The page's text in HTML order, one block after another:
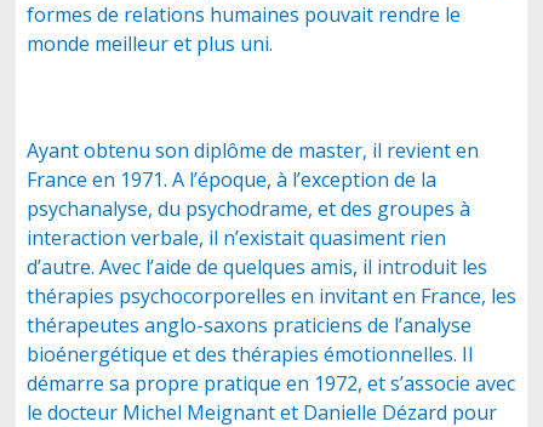
formes de relations humaines pouvait rendre le
monde meilleur et plus uni.
Ayant obtenu son diplôme de master, il revient en
France en 1971. A l’époque, à l’exception de la
psychanalyse, du psychodrame, et des groupes à
interaction verbale, il n’existait quasiment rien
d’autre. Avec l’aide de quelques amis, il introduit les
thérapies psychocorporelles en invitant en France, les
thérapeutes anglo-saxons praticiens de l’analyse
bioénergétique et des thérapies émotionnelles. Il
démarre sa propre pratique en 1972, et s’associe avec
le docteur Michel Meignant et Danielle Dézard pour